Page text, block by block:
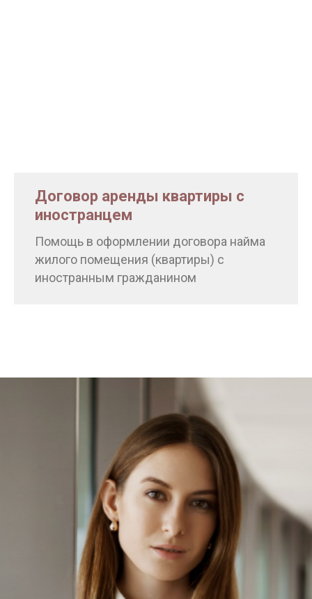
Договор аренды квартиры с
иностранцем
Помощь в оформлении договора найма
жилого помещения (квартиры) с
иностранным гражданином